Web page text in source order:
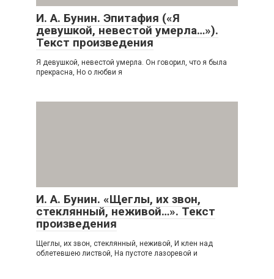
И. А. Бунин. Эпитафия («Я
девушкой, невестой умерла…»).
Текст произведения
Я девушкой, невестой умерла. Он говорил, что я была
прекрасна, Но о любви я
И. А. Бунин. «Щеглы, их звон,
стеклянный, неживой…». Текст
произведения
Щеглы, их звон, стеклянный, неживой, И клен над
облетевшею листвой, На пустоте лазоревой и